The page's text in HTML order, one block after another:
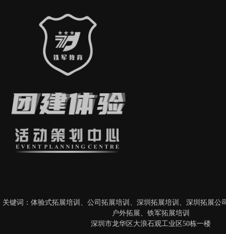
关键词： 体验式拓展培训 、 公司拓展培训 、 深圳拓展培训 、 深圳拓展公
户外拓展、 铁军拓展培训
深圳市龙华区大浪石观工业区50栋一楼